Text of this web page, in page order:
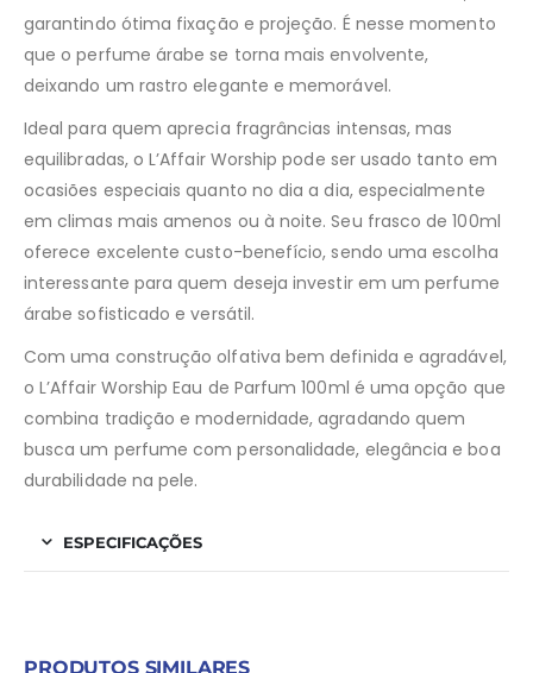
garantindo ótima fixação e projeção. É nesse momento
que o perfume árabe se torna mais envolvente,
deixando um rastro elegante e memorável.
Ideal para quem aprecia fragrâncias intensas, mas
equilibradas, o L’Affair Worship pode ser usado tanto em
ocasiões especiais quanto no dia a dia, especialmente
em climas mais amenos ou à noite. Seu frasco de 100ml
oferece excelente custo-benefício, sendo uma escolha
interessante para quem deseja investir em um perfume
árabe sofisticado e versátil.
Com uma construção olfativa bem definida e agradável,
o L’Affair Worship Eau de Parfum 100ml é uma opção que
combina tradição e modernidade, agradando quem
busca um perfume com personalidade, elegância e boa
durabilidade na pele.
ESPECIFICAÇÕES
PRODUTOS SIMILARES